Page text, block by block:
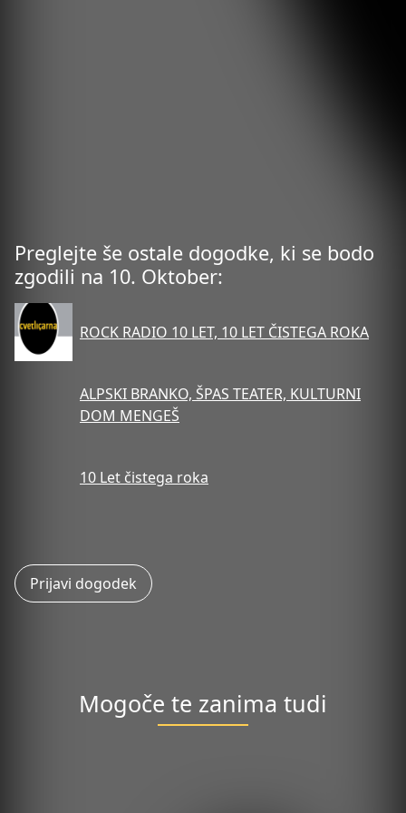
Preglejte še ostale dogodke, ki se bodo
zgodili na 10. Oktober:
ROCK RADIO 10 LET, 10 LET ČISTEGA ROKA
ALPSKI BRANKO, ŠPAS TEATER, KULTURNI
DOM MENGEŠ
10 Let čistega roka
Prijavi dogodek
Mogoče te zanima tudi